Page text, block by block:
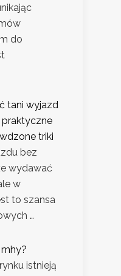
do
tani wyjazd
triki
bez
wydawać
w
to szansa
…
istnieją